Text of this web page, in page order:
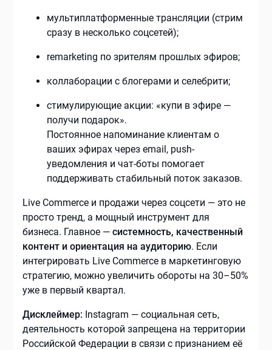
мультиплатформенные трансляции (стрим
сразу в несколько соцсетей);
remarketing по зрителям прошлых эфиров;
коллаборации с блогерами и селебрити;
стимулирующие акции: «купи в эфире —
получи подарок».
Постоянное напоминание клиентам о
ваших эфирах через email, push-
уведомления и чат-боты помогает
поддерживать стабильный поток заказов.
Live Commerce и продажи через соцсети — это не
просто тренд, а мощный инструмент для
бизнеса. Главное —системность, качественный
контент и ориентация на аудиторию. Если
интегрировать Live Commerce в маркетинговую
стратегию, можно увеличить обороты на 30–50%
уже в первый квартал.
Дисклеймер: Instagram — социальная сеть,
деятельность которой запрещена на территории
Российской Федерации в связи с признанием её